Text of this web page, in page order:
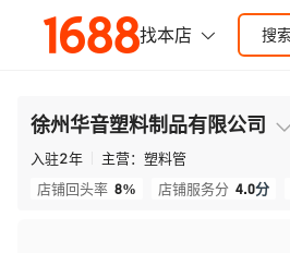
徐州华音塑料制品有限公司
入驻2年 主营： 塑料管
店铺回头率 8% 店铺服务分 4.0分